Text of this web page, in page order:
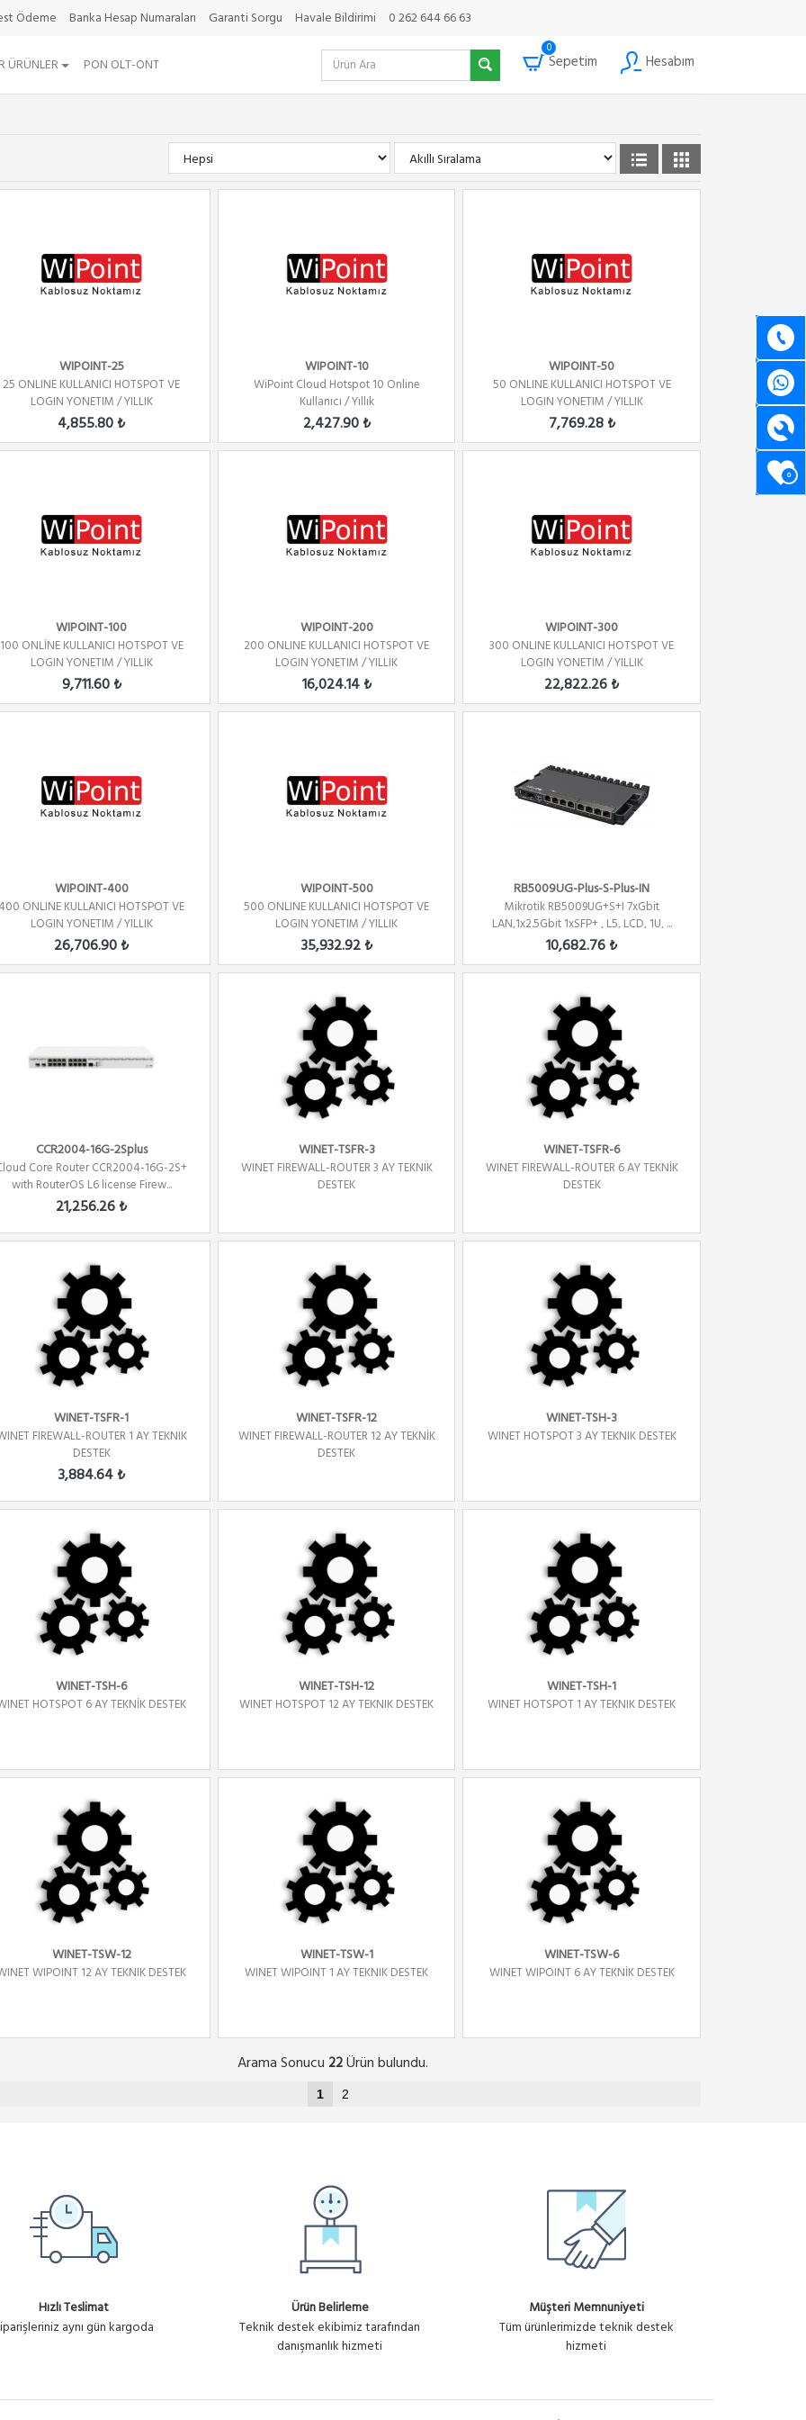
Ödeme Banka Hesap Numaraları Garanti Sorgu Havale Bildirimi 0 262 644 66 63
ÜRÜNLER PON OLT-ONT
0
Sepetim Hesabım
0
WIPOINT-25
25 ONLINE KULLANICI HOTSPOT VE
LOGIN YONETIM / YILLIK
4,855.80 ₺
WIPOINT-10
WiPoint Cloud Hotspot 10 Online
Kullanıcı / Yıllık
2,427.90 ₺
WIPOINT-50
50 ONLINE KULLANICI HOTSPOT VE
LOGIN YONETIM / YILLIK
7,769.28 ₺
WIPOINT-100
100 ONLİNE KULLANICI HOTSPOT VE
LOGIN YONETIM / YILLIK
9,711.60 ₺
WIPOINT-200
200 ONLINE KULLANICI HOTSPOT VE
LOGIN YONETIM / YILLIK
16,024.14 ₺
WIPOINT-300
300 ONLINE KULLANICI HOTSPOT VE
LOGIN YONETIM / YILLIK
22,822.26 ₺
WIPOINT-400
400 ONLINE KULLANICI HOTSPOT VE
LOGIN YONETIM / YILLIK
26,706.90 ₺
WIPOINT-500
500 ONLINE KULLANICI HOTSPOT VE
LOGIN YONETIM / YILLIK
35,932.92 ₺
RB5009UG-Plus-S-Plus-IN
Mikrotik RB5009UG+S+I 7xGbit
LAN,1x2.5Gbit 1xSFP+ , L5, LCD, 1U, ...
10,682.76 ₺
CCR2004-16G-2Splus
Core Router CCR2004-16G-2S+
with RouterOS L6 license Firew...
21,256.26 ₺
WINET-TSFR-3
WINET FIREWALL-ROUTER 3 AY TEKNIK
DESTEK
WINET-TSFR-6
WINET FIREWALL-ROUTER 6 AY TEKNİK
DESTEK
WINET-TSFR-1
FIREWALL-ROUTER 1 AY TEKNIK
DESTEK
3,884.64 ₺
WINET-TSFR-12
WINET FIREWALL-ROUTER 12 AY TEKNİK
DESTEK
WINET-TSH-3
WINET HOTSPOT 3 AY TEKNIK DESTEK
WINET-TSH-6
HOTSPOT 6 AY TEKNİK DESTEK
WINET-TSH-12
WINET HOTSPOT 12 AY TEKNIK DESTEK
WINET-TSH-1
WINET HOTSPOT 1 AY TEKNIK DESTEK
WINET-TSW-12
WIPOINT 12 AY TEKNIK DESTEK
WINET-TSW-1
WINET WIPOINT 1 AY TEKNIK DESTEK
WINET-TSW-6
WINET WIPOINT 6 AY TEKNİK DESTEK
Arama Sonucu 22Ürün bulundu.
1 2
Hızlı Teslimat
aynı gün kargoda
Ürün Belirleme
Teknik destek ekibimiz tarafından
danışmanlık hizmeti
Müşteri Memnuniyeti
Tüm ürünlerimizde teknik destek
hizmeti